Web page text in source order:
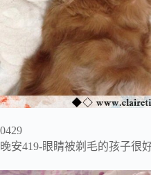
0429
晚安419-眼睛被剃毛的孩子很